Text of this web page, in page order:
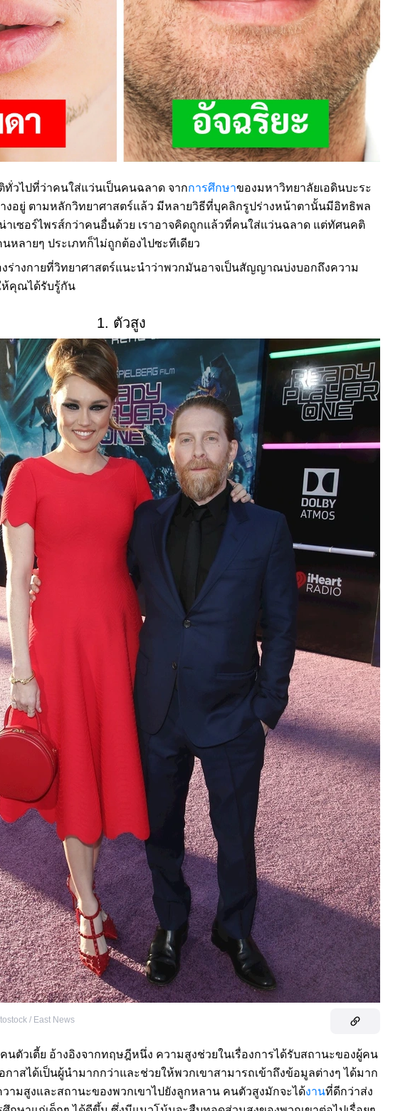
ทั่วไปที่ว่าคนใส่แว่นเป็นคนฉลาด จากการศึกษาของมหาวิทยาลัยเอดินบะระ
างอยู่ ตามหลักวิทยาศาสตร์แล้ว มีหลายวิธีที่บุคลิกรูปร่างหน้าตานั้นมีอิทธิพล
เซอร์ไพรส์กว่าคนอื่นด้วย เราอาจคิดถูกแล้วที่คนใส่แว่นฉลาด แต่ทัศนคติ
หลายๆ ประเภทก็ไม่ถูกต้องไปซะทีเดียว
ร่างกายที่วิทยาศาสตร์แนะนำว่าพวกมันอาจเป็นสัญญาณบ่งบอกถึงความ
ห้คุณได้รับรู้กัน
1. ตัวสูง
/ East News
นตัวเตี้ย อ้างอิงจากทฤษฎีหนึ่ง ความสูงช่วยในเรื่องการได้รับสถานะของผู้คน
าสได้เป็นผู้นำมากกว่าและช่วยให้พวกเขาสามารถเข้าถึงข้อมูลต่างๆ ได้มาก
ามสูงและสถานะของพวกเขาไปยังลูกหลาน คนตัวสูงมักจะได้งานที่ดีกว่าส่ง